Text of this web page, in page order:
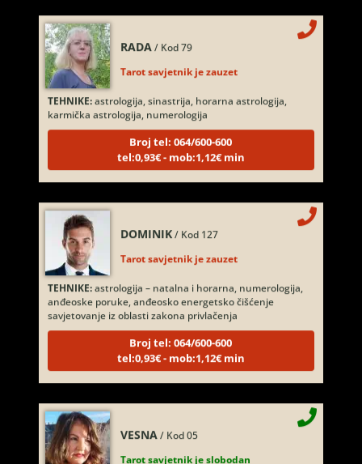
Tarot savjetnik je zauzet
TEHNIKE:astrologija, sinastrija, horarna astrologija,
karmička astrologija, numerologija
Broj tel: 064/600-600
tel:0,93€ - mob:1,12€ min
Tarot savjetnik je zauzet
TEHNIKE:astrologija – natalna i horarna, numerologija,
anđeoske poruke, anđeosko energetsko čišćenje
savjetovanje iz oblasti zakona privlačenja
Broj tel: 064/600-600
tel:0,93€ - mob:1,12€ min
Tarot savjetnik je slobodan